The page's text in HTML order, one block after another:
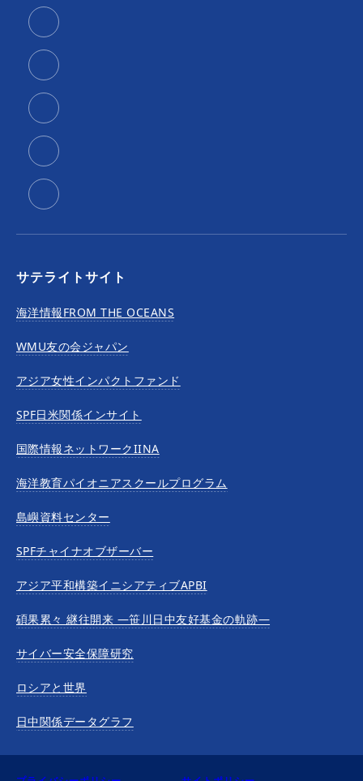
サテライトサイト
海洋情報FROM THE OCEANS
WMU友の会ジャパン
アジア女性インパクトファンド
SPF日米関係インサイト
国際情報ネットワークIINA
海洋教育パイオニアスクールプログラム
島嶼資料センター
SPFチャイナオブザーバー
アジア平和構築イニシアティブAPBI
碩果累々 継往開来 —笹川日中友好基金の軌跡—
サイバー安全保障研究
ロシアと世界
日中関係データグラフ